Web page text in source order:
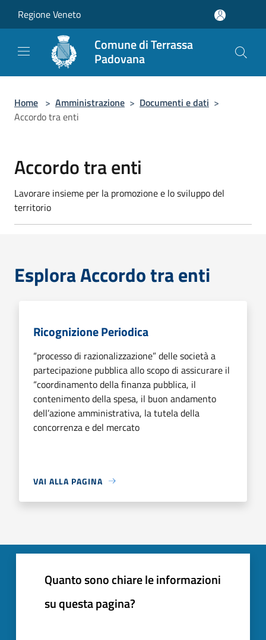
Regione Veneto
Comune di Terrassa
Padovana
Home > Amministrazione > Documenti e dati >
Accordo tra enti
Accordo tra enti
Lavorare insieme per la promozione e lo sviluppo del
territorio
Esplora Accordo tra enti
Ricognizione Periodica
“processo di razionalizzazione” delle società a
partecipazione pubblica allo scopo di assicurare il
“coordinamento della finanza pubblica, il
contenimento della spesa, il buon andamento
dell’azione amministrativa, la tutela della
concorrenza e del mercato
VAI ALLA PAGINA
Quanto sono chiare le informazioni
su questa pagina?